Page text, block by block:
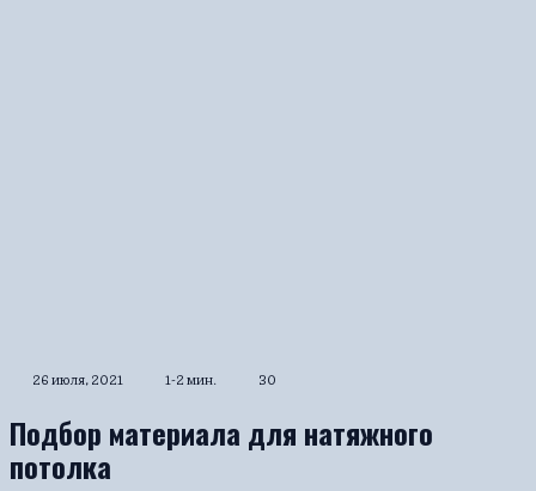
26 июля, 2021 1-2 мин. 30
Подбор материала для натяжного
потолка